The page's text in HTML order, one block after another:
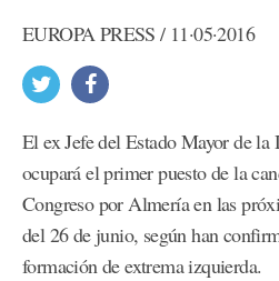
EUROPA PRESS / 11·05·2016
El ex Jefe del Estado Mayor de la
ocupará el primer puesto de la
Congreso por Almería en las
del 26 de junio, según han
formación de extrema izquierda.